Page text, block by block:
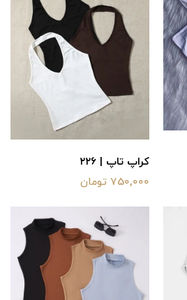
کراپ تاپ | ۲۲۶
750,000 تومان